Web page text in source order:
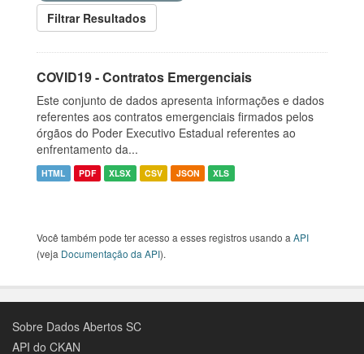
Filtrar Resultados
COVID19 - Contratos Emergenciais
Este conjunto de dados apresenta informações e dados
referentes aos contratos emergenciais firmados pelos
órgãos do Poder Executivo Estadual referentes ao
enfrentamento da...
HTML PDF XLSX CSV JSON XLS
Você também pode ter acesso a esses registros usando a API
(veja Documentação da API).
Sobre Dados Abertos SC
API do CKAN